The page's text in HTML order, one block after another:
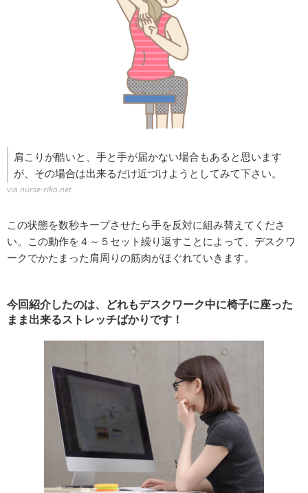
肩こりが酷いと、手と手が届かない場合もあると思います
が、その場合は出来るだけ近づけようとしてみて下さい。
via nurse-riko.net
この状態を数秒キープさせたら手を反対に組み替えてくださ
い。この動作を４～５セット繰り返すことによって、デスクワ
ークでかたまった肩周りの筋肉がほぐれていきます。
今回紹介したのは、どれもデスクワーク中に椅子に座った
まま出来るストレッチばかりです！